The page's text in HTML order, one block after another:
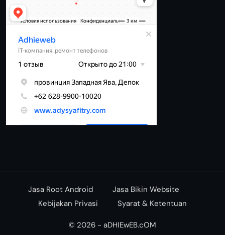
Jasa Root Android
Jasa Bikin Website
Kebijakan Privasi
Syarat & Ketentuan
© 2026 - aDHIEwEB.cOM